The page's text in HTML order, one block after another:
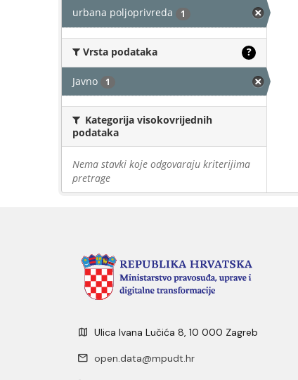
urbana poljoprivreda 1
Vrsta podataka ?
Javno 1
Kategorija visokovrijednih
podataka
Nema stavki koje odgovaraju kriterijima
pretrage